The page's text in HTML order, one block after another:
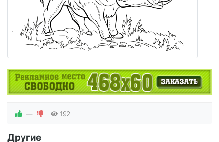
— 192
Другие